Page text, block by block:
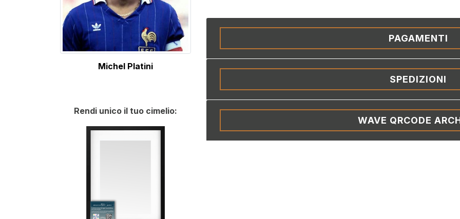
Michel Platini
Rendi unico il tuo cimelio:
PAGAMENTI
SPEDIZIONI
WAVE QRCODE